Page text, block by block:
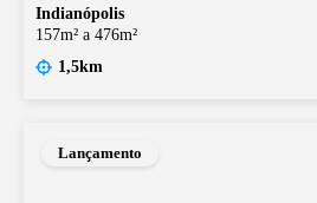
Indianópolis
157m² a 476m²
1,5km
Lançamento